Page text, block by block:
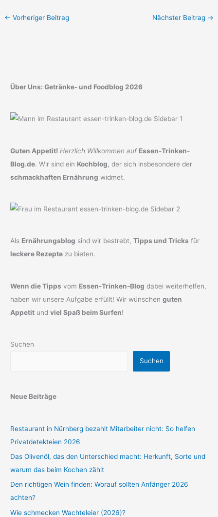
← Vorheriger Beitrag Nächster Beitrag →
Über Uns: Getränke- und Foodblog 2026
Guten Appetit! Herzlich Willkommen auf Essen-Trinken-
Blog.de. Wir sind ein Kochblog, der sich insbesondere der
schmackhaften Ernährung widmet.
Als Ernährungsblog sind wir bestrebt,Tipps und Tricks für
leckere Rezepte zu bieten.
Wenn die Tipps vom Essen-Trinken-Blog dabei weiterhelfen,
haben wir unsere Aufgabe erfüllt! Wir wünschenguten
Appetit undviel Spaß beim Surfen!
Suchen
Suchen
Neue Beiträge
Restaurant in Nürnberg bezahlt Mitarbeiter nicht: So helfen
Privatdetekteien 2026
Das Olivenöl, das den Unterschied macht: Herkunft, Sorte und
warum das beim Kochen zählt
Den richtigen Wein finden: Worauf sollten Anfänger 2026
achten?
Wie schmecken Wachteleier (2026)?